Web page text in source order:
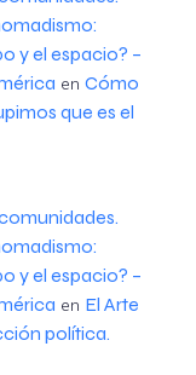
y el espacio? –
en Cómo
que es el
y el espacio? –
en El Arte
política.